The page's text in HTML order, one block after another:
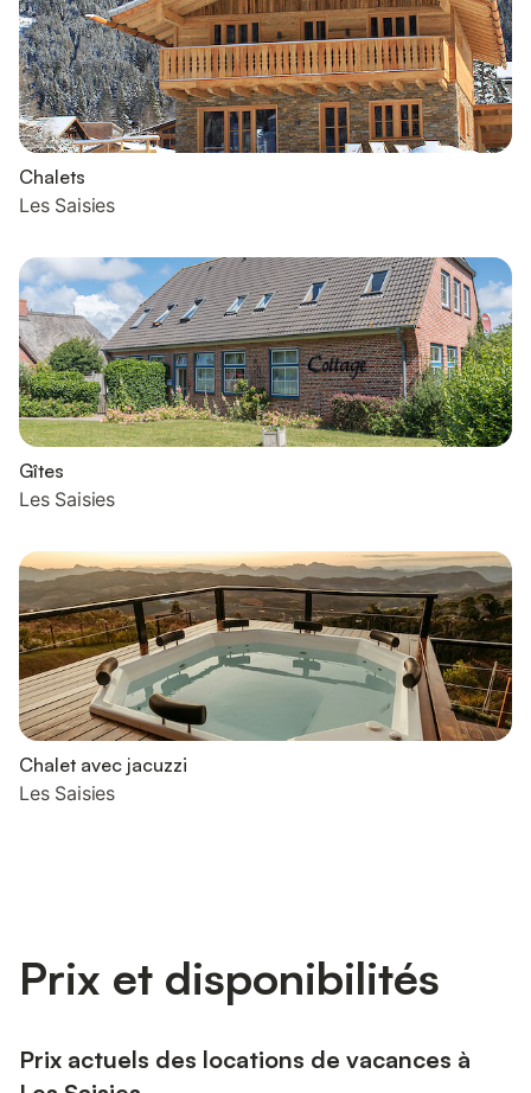
Chalets
Les Saisies
Gîtes
Les Saisies
Chalet avec jacuzzi
Les Saisies
Prix et disponibilités
Prix actuels des locations de vacances à